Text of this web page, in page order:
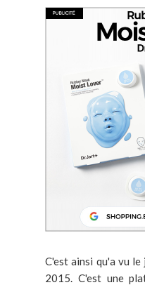
C'est ainsi qu'a vu
2015. C'est une